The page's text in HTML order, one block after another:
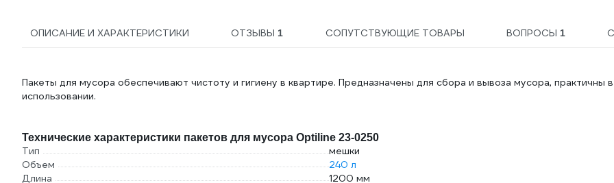
ОПИСАНИЕ И ХАРАКТЕРИСТИКИ ОТЗЫВЫ 1 СОПУТСТВУЮЩИЕ ТОВАРЫ ВОПРОСЫ 1
Пакеты для мусора обеспечивают чистоту и гигиену в квартире. Предназначены для сбора и вывоза мусора, практичны в
использовании.
Технические характеристики пакетов для мусора Optiline 23-0250
Тип
мешки
Объем
240 л
Длина
1200 мм